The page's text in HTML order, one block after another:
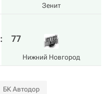
Зенит
: 77
Нижний Новгород
БК Автодор